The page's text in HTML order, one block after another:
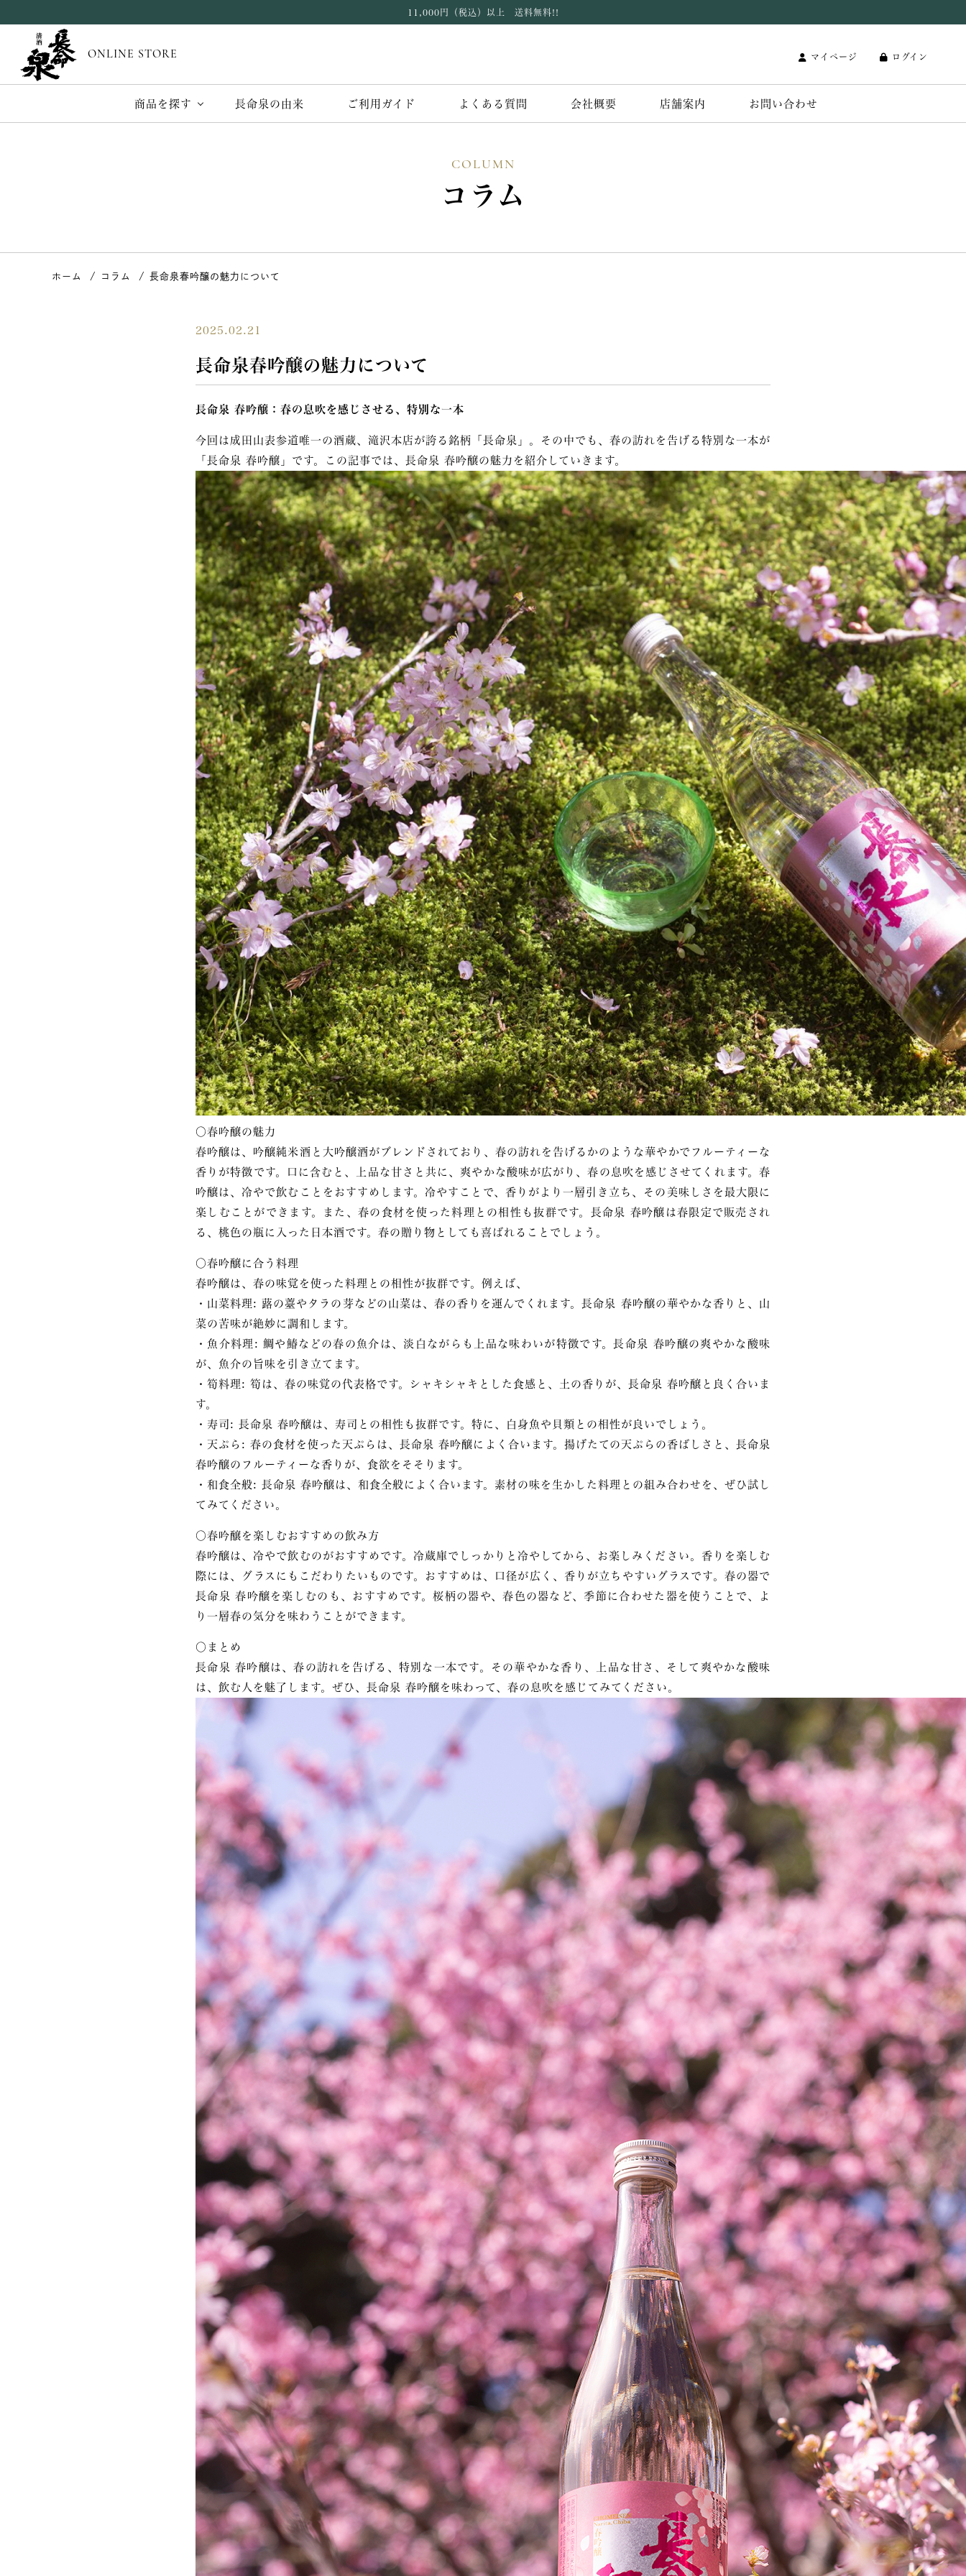
11,000円（税込）以上 送料無料!!
ONLINE STORE マイページ ログイン
商品を探す 長命泉の由来 ご利用ガイド よくある質問 会社概要 店舗案内 お問い合わせ
COLUMN
コラム
ホーム コラム 長命泉春吟醸の魅力について
2025.02.21
長命泉春吟醸の魅力について
長命泉 春吟醸：春の息吹を感じさせる、特別な一本
今回は成田山表参道唯一の酒蔵、滝沢本店が誇る銘柄「長命泉」。その中でも、春の訪れを告げる特別な一本が
「長命泉 春吟醸」です。この記事では、長命泉 春吟醸の魅力を紹介していきます。
〇春吟醸の魅力
春吟醸は、吟醸純米酒と大吟醸酒がブレンドされており、春の訪れを告げるかのような華やかでフルーティーな
香りが特徴です。口に含むと、上品な甘さと共に、爽やかな酸味が広がり、春の息吹を感じさせてくれます。春
吟醸は、冷やで飲むことをおすすめします。冷やすことで、香りがより一層引き立ち、その美味しさを最大限に
楽しむことができます。また、春の食材を使った料理との相性も抜群です。長命泉 春吟醸は春限定で販売され
る、桃色の瓶に入った日本酒です。春の贈り物としても喜ばれることでしょう。
〇春吟醸に合う料理
春吟醸は、春の味覚を使った料理との相性が抜群です。例えば、
・山菜料理: 蕗の薹やタラの芽などの山菜は、春の香りを運んでくれます。長命泉 春吟醸の華やかな香りと、山
菜の苦味が絶妙に調和します。
・魚介料理: 鯛や鰆などの春の魚介は、淡白ながらも上品な味わいが特徴です。長命泉 春吟醸の爽やかな酸味
が、魚介の旨味を引き立てます。
・筍料理: 筍は、春の味覚の代表格です。シャキシャキとした食感と、土の香りが、長命泉 春吟醸と良く合いま
す。
・寿司: 長命泉 春吟醸は、寿司との相性も抜群です。特に、白身魚や貝類との相性が良いでしょう。
・天ぷら: 春の食材を使った天ぷらは、長命泉 春吟醸によく合います。揚げたての天ぷらの香ばしさと、長命泉
春吟醸のフルーティーな香りが、食欲をそそります。
・和食全般: 長命泉 春吟醸は、和食全般によく合います。素材の味を生かした料理との組み合わせを、ぜひ試し
てみてください。
〇春吟醸を楽しむおすすめの飲み方
春吟醸は、冷やで飲むのがおすすめです。冷蔵庫でしっかりと冷やしてから、お楽しみください。香りを楽しむ
際には、グラスにもこだわりたいものです。おすすめは、口径が広く、香りが立ちやすいグラスです。春の器で
長命泉 春吟醸を楽しむのも、おすすめです。桜柄の器や、春色の器など、季節に合わせた器を使うことで、よ
り一層春の気分を味わうことができます。
〇まとめ
長命泉 春吟醸は、春の訪れを告げる、特別な一本です。その華やかな香り、上品な甘さ、そして爽やかな酸味
は、飲む人を魅了します。ぜひ、長命泉 春吟醸を味わって、春の息吹を感じてみてください。